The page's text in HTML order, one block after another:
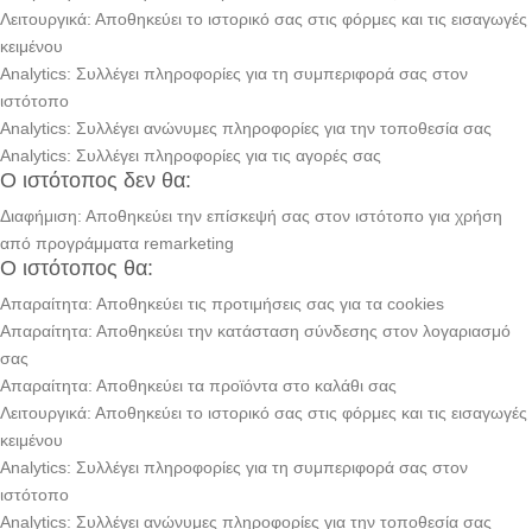
Λειτουργικά: Αποθηκεύει το ιστορικό σας στις φόρμες και τις εισαγωγές
κειμένου
Analytics: Συλλέγει πληροφορίες για τη συμπεριφορά σας στον
ιστότοπο
Analytics: Συλλέγει ανώνυμες πληροφορίες για την τοποθεσία σας
Analytics: Συλλέγει πληροφορίες για τις αγορές σας
Ο ιστότοπος δεν θα:
Διαφήμιση: Αποθηκεύει την επίσκεψή σας στον ιστότοπο για χρήση
από προγράμματα remarketing
Ο ιστότοπος θα:
Απαραίτητα: Αποθηκεύει τις προτιμήσεις σας για τα cookies
Απαραίτητα: Αποθηκεύει την κατάσταση σύνδεσης στον λογαριασμό
σας
Απαραίτητα: Αποθηκεύει τα προϊόντα στο καλάθι σας
Λειτουργικά: Αποθηκεύει το ιστορικό σας στις φόρμες και τις εισαγωγές
κειμένου
Analytics: Συλλέγει πληροφορίες για τη συμπεριφορά σας στον
ιστότοπο
Analytics: Συλλέγει ανώνυμες πληροφορίες για την τοποθεσία σας